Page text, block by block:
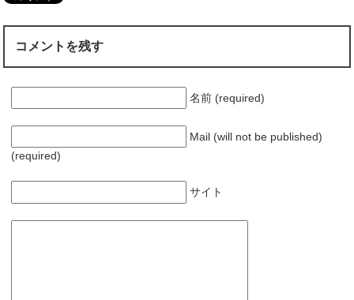
コメントを残す
名前 (required)
Mail (will not be published)
(required)
サイト